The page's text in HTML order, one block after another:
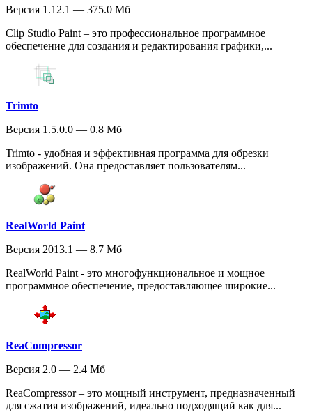
Версия 1.12.1 — 375.0 Мб
Clip Studio Paint – это профессиональное программное
обеспечение для создания и редактирования графики,...
Trimto
Версия 1.5.0.0 — 0.8 Мб
Trimto - удобная и эффективная программа для обрезки
изображений. Она предоставляет пользователям...
RealWorld Paint
Версия 2013.1 — 8.7 Мб
RealWorld Paint - это многофункциональное и мощное
программное обеспечение, предоставляющее широкие...
ReaCompressor
Версия 2.0 — 2.4 Мб
ReaCompressor – это мощный инструмент, предназначенный
для сжатия изображений, идеально подходящий как для...